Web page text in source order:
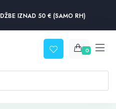
IZNAD 50 € (SAMO RH)
0